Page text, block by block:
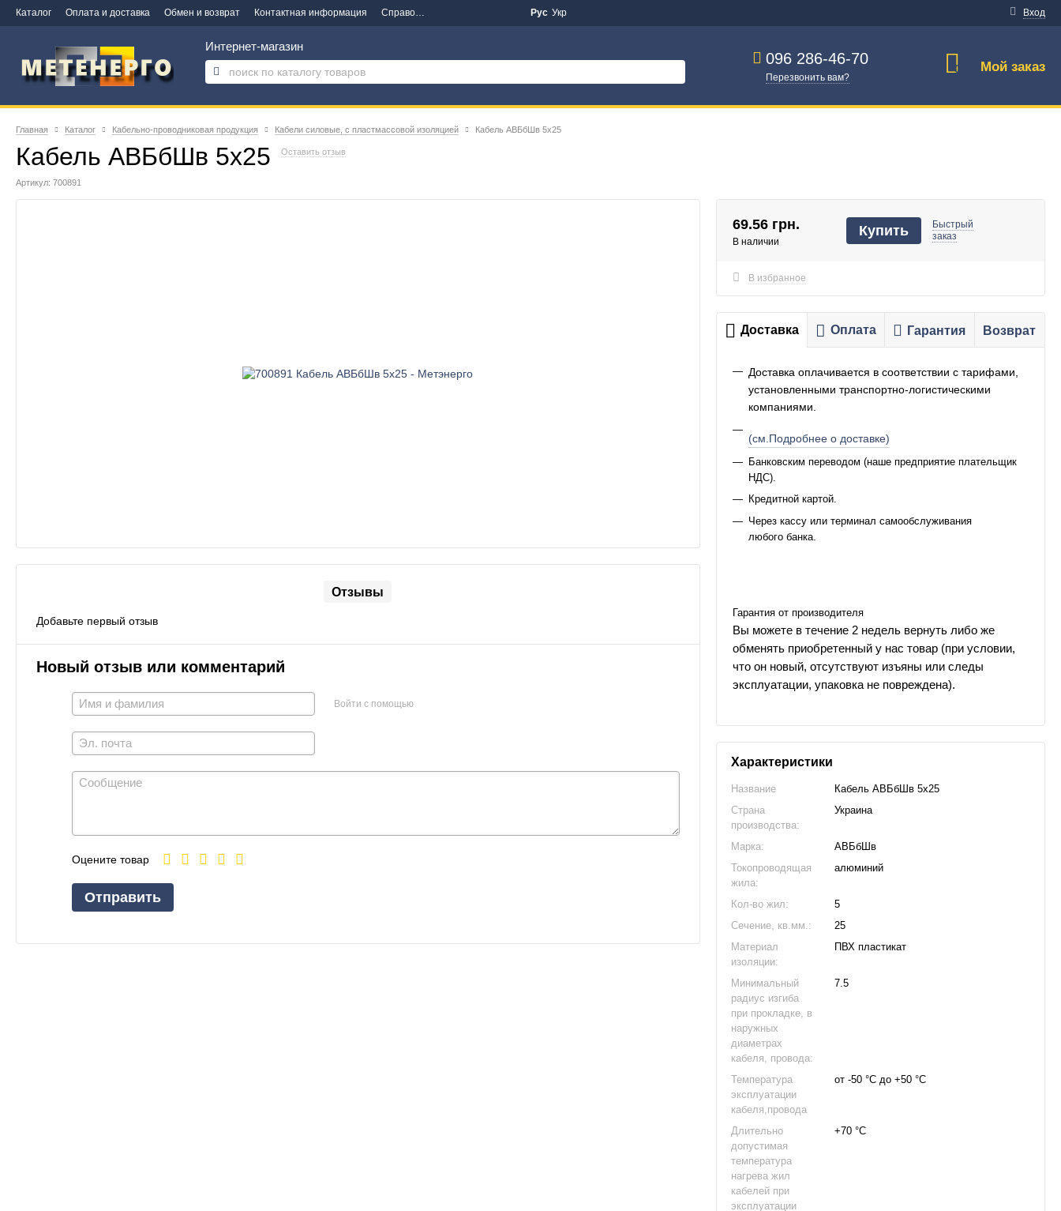
Каталог Оплата и доставка Обмен и возврат Контактная информация Справочная информация Новости Вход
Рус Укр
Интернет-магазин
096 286-46-70
Перезвонить вам?
0 Мой заказ
Главная Каталог Кабельно-проводниковая продукция Кабели силовые, с пластмассовой изоляцией Кабель АВБбШв 5х25
Кабель АВБбШв 5х25 Оставить отзыв
Артикул: 700891
Отзывы
Добавьте первый отзыв
Новый отзыв или комментарий
Войти с помощью
Оцените товар
Отправить
69.56 грн.
В наличии
Купить
Быстрый
заказ
В избранное
Доставка Оплата Гарантия Возврат
Доставка оплачивается в соответствии с тарифами,
установленными транспортно-логистическими
компаниями.
(см.Подробнее о доставке)
Банковским переводом (наше предприятие плательщик
НДС).
Кредитной картой.
Через кассу или терминал самообслуживания
любого банка.
Гарантия от производителя
Вы можете в течение 2 недель вернуть либо же
обменять приобретенный у нас товар (при условии,
что он новый, отсутствуют изъяны или следы
эксплуатации, упаковка не повреждена).
Характеристики
Название
Кабель АВБбШв 5х25
Страна
производства:
Украина
Марка:
АВБбШв
Токопроводящая
жила:
алюминий
Кол-во жил:
5
Сечение, кв.мм.:
25
Материал
изоляции:
ПВХ пластикат
Минимальный
радиус изгиба
при прокладке, в
наружных
диаметрах
кабеля, провода:
7.5
Температура
эксплуатации
кабеля,провода
от -50 °С до +50 °С
Длительно
допустимая
температура
нагрева жил
кабелей при
эксплуатации
+70 °С